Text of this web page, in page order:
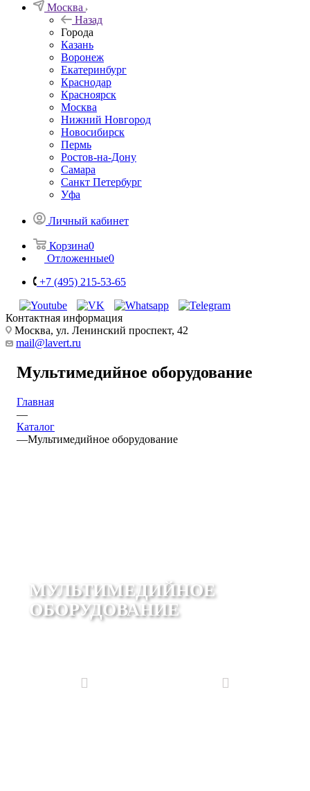
Москва
Назад
Города
Казань
Воронеж
Екатеринбург
Краснодар
Красноярск
Москва
Нижний Новгород
Новосибирск
Пермь
Ростов-на-Дону
Самара
Санкт Петербург
Уфа
Личный кабинет
Корзина0
Отложенные0
+7 (495) 215-53-65
Контактная информация
Москва, ул. Ленинский проспект, 42
mail@lavert.ru
Мультимедийное оборудование
Главная
—
Каталог
—Мультимедийное оборудование
МУЛЬТИМЕДИЙНОЕ
ОБОРУДОВАНИЕ